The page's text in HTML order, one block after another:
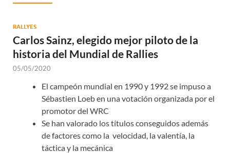
RALLYES
Carlos Sainz, elegido mejor piloto de la
historia del Mundial de Rallies
05/05/2020
El campeón mundial en 1990 y 1992 se impuso a
Sébastien Loeb en una votación organizada por el
promotor del WRC
Se han valorado los títulos conseguidos además
de factores como la velocidad, la valentía, la
táctica y la mecánica